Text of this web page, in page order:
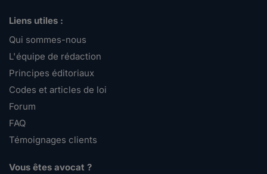
Liens utiles :
Qui sommes-nous
L'équipe de rédaction
Principes éditoriaux
Codes et articles de loi
Forum
FAQ
Témoignages clients
Vous êtes avocat ?